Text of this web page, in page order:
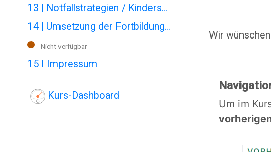
13 | Notfallstrategien / Kinderschutz
14 | Umsetzung der Fortbildungen - 4 Varianten
Nicht verfügbar
15 I Impressum
Kurs-Dashboard
Wir
Um im